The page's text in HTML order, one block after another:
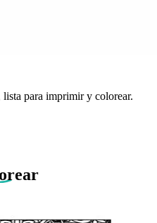
para imprimir y colorear.